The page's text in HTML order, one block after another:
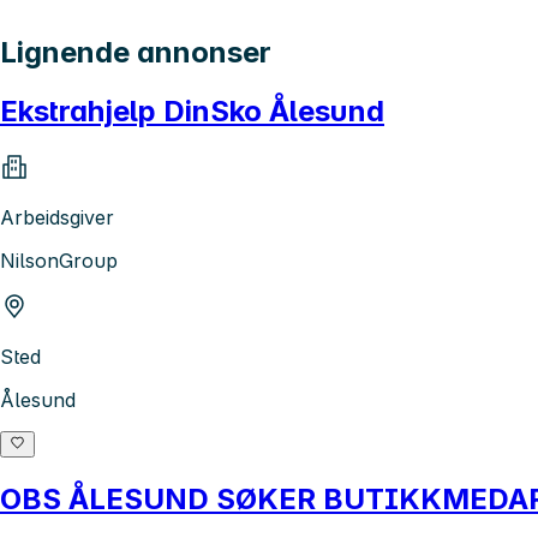
Lignende annonser
Ekstrahjelp DinSko Ålesund
Arbeidsgiver
NilsonGroup
Sted
Ålesund
OBS ÅLESUND SØKER